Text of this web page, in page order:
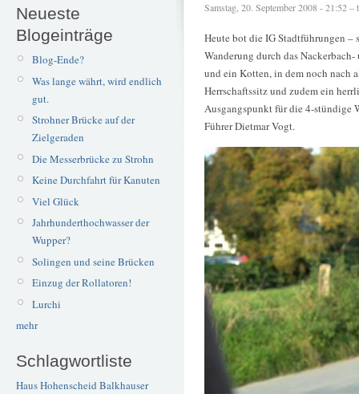
Neueste
Blogeinträge
Blog-Ende?
Was lange währt, wird endlich
gut.
Strohner Brücke auf der
Zielgeraden
Die Messerbrücke zu Strohn
Keine Durchfahrt für Kanuten
Viel Glück
Jahrhunderthochwasser der
Wupper?
Solingen und seine Brücken
Einzug der Rollatoren!
Lurchi
mehr
Schlagwortliste
Haus Hohenscheid Balkhauser
Samstag, 20. September 2008 - 21:52 –
Heute bot die IG Stadtführungen –
Wanderung durch das
und ein Kotten, in dem noch nach
Herrschaftssitz und zudem ein
Ausgangspunkt für die 4-stündige
Führer Dietmar Vogt.